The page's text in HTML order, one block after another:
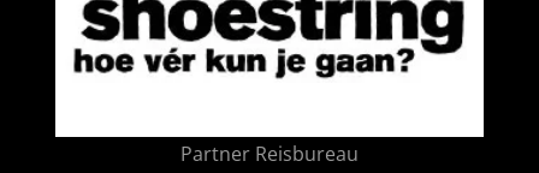
Partner Reisbureau